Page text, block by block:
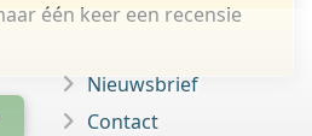
één keer een recensie
Nieuwsbrief
Contact